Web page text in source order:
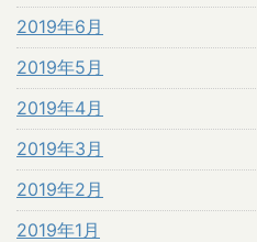
2019年6月
2019年5月
2019年4月
2019年3月
2019年2月
2019年1月